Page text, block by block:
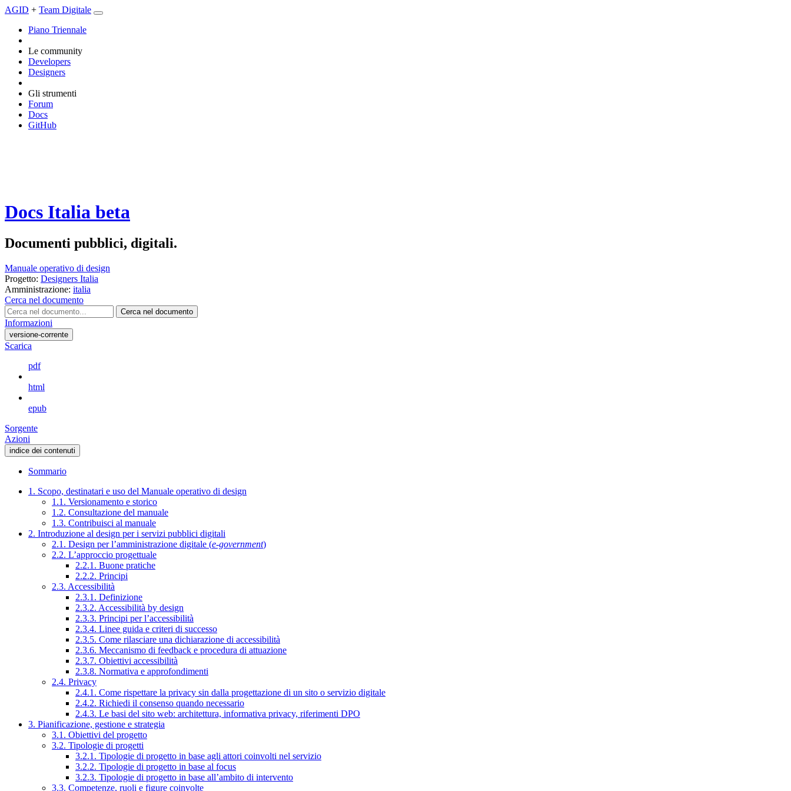
AGID + Team Digitale
Piano Triennale
Le community
Developers
Designers
Gli strumenti
Forum
Docs
GitHub
Docs Italia beta
Documenti pubblici, digitali.
Manuale operativo di design
Progetto: Designers Italia
Amministrazione: italia
Cerca nel documento
Cerca nel documento
Informazioni
versione-corrente
Scarica
pdf
html
epub
Sorgente
Azioni
indice dei contenuti
Sommario
1. Scopo, destinatari e uso del Manuale operativo di design
1.1. Versionamento e storico
1.2. Consultazione del manuale
1.3. Contribuisci al manuale
2. Introduzione al design per i servizi pubblici digitali
2.1. Design per l’amministrazione digitale (e-government)
2.2. L’approccio progettuale
2.2.1. Buone pratiche
2.2.2. Principi
2.3. Accessibilità
2.3.1. Definizione
2.3.2. Accessibilità by design
2.3.3. Principi per l’accessibilità
2.3.4. Linee guida e criteri di successo
2.3.5. Come rilasciare una dichiarazione di accessibilità
2.3.6. Meccanismo di feedback e procedura di attuazione
2.3.7. Obiettivi accessibilità
2.3.8. Normativa e approfondimenti
2.4. Privacy
2.4.1. Come rispettare la privacy sin dalla progettazione di un sito o servizio digitale
2.4.2. Richiedi il consenso quando necessario
2.4.3. Le basi del sito web: architettura, informativa privacy, riferimenti DPO
3. Pianificazione, gestione e strategia
3.1. Obiettivi del progetto
3.2. Tipologie di progetti
3.2.1. Tipologie di progetto in base agli attori coinvolti nel servizio
3.2.2. Tipologie di progetto in base al focus
3.2.3. Tipologie di progetto in base all’ambito di intervento
3.3. Competenze, ruoli e figure coinvolte